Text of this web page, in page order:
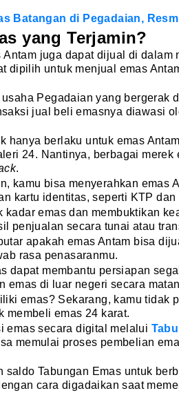
Batangan di Pegadaian,
yang Terjamin?
juga dapat dijual di dalam
dipilih untuk menjual emas
Pegadaian yang bergerak
jual beli emasnya diawasi
hanya berlaku untuk emas
24. Nantinya, berbagai merek
.
kamu bisa menyerahkan emas
kartu identitas, seperti KTP dan
kadar emas dan membuktikan
penjualan secara tunai atau
apakah emas Antam bisa
rasa penasaranmu.
dapat membantu persiapan
emas di luar negeri secara
emas? Sekarang, kamu tidak
membeli emas 24 karat.
emas secara digital melalui
memulai proses pembelian
saldo Tabungan Emas untuk
cara digadaikan saat